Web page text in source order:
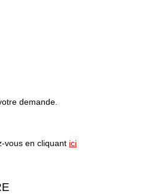
demande.
vous en cliquant ici